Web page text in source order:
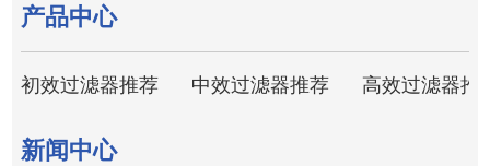
产品中心
初效过滤器推荐 中效过滤器推荐 高效过滤器推
新闻中心